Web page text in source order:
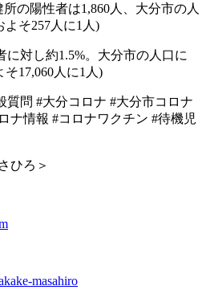
所の陽性者は1,860人、大分市の人
よそ257人に1 人 )
に対し約1.5%。大分市の人口に
そ17,060人に1 人 )
質問 #大分コロナ #大分市コロナ
ナ情報 #コロナワクチン #待機児
ひろ＞
masahiro